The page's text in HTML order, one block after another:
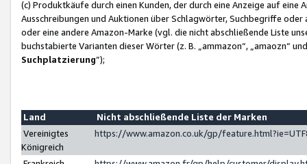
(c) Produktkäufe durch einen Kunden, der durch eine Anzeige auf
Ausschreibungen und Auktionen über Schlagwörter, Suchbegriffe
oder eine andere Amazon-Marke (vgl. die nicht abschließende Liste
buchstabierte Varianten dieser Wörter (z. B. „ammazon“, „amaozn“
Suchplatzierung”);
Land
Nicht abschließende Liste der Marken
Vereinigtes
Königreich
https://www.amazon.co.uk/gp/